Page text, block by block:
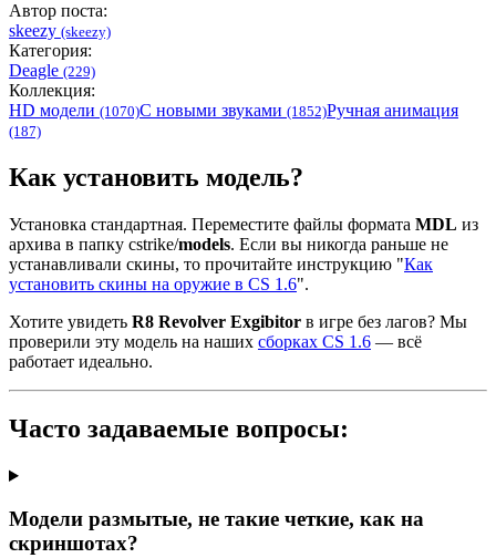
Автор поста:
skeezy (skeezy)
Категория:
Deagle (229)
Коллекция:
HD модели (1070)С новыми звуками (1852)Ручная анимация
(187)
Как установить модель?
Установка стандартная. Переместите файлы формата MDL из
архива в папку cstrike/models. Если вы никогда раньше не
устанавливали скины, то прочитайте инструкцию "Как
установить скины на оружие в CS 1.6".
Хотите увидеть R8 Revolver Exgibitor в игре без лагов? Мы
проверили эту модель на наших сборках CS 1.6 — всё
работает идеально.
Часто задаваемые вопросы:
Модели размытые, не такие четкие, как на
скриншотах?